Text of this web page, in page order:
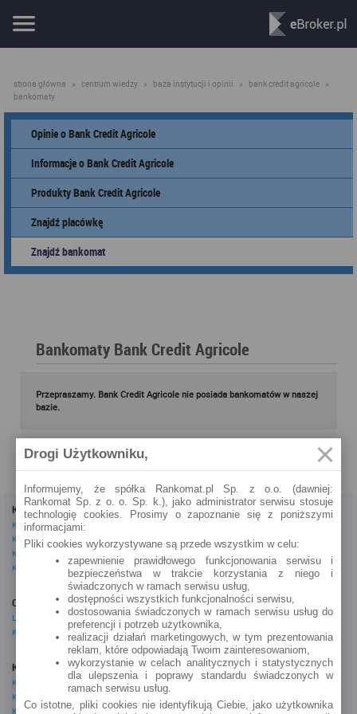
strona główna » centrum wiedzy » baza instytucji i opinii » bank credit agricole »
bankomaty
Opinie o Bank Credit Agricole
Informacje o Bank Credit Agricole
Produkty Bank Credit Agricole
Znajdź placówkę
Znajdź bankomat
Bankomaty Bank Credit Agricole
Przepraszamy. Bank Credit Agricole nie posiada bankomatów w naszej
bazie.
Kredyty
Kredyty gotówkowe
Kredyty hipoteczne
Kredyty konsolidacyjne
Kredyty na samochód
Oszczędzanie
Lokaty
Konta oszczędnościowe
Konta osobiste
Konta osobiste
Konta oszczędnościowe
Konta młodzieżowe
Dla firm
Konta firmowe
Inne
eBroker Ekstra
Artykuły
Odpowiedzi ekspertów
Porady
Opinie o instytucjach
Tagi
Kalkulatory
Drogi Użytkowniku,
Informujemy, że spółka Rankomat.pl Sp. z o.o. (dawniej:
Rankomat Sp. z o. o. Sp. k.), jako administrator serwisu stosuje
technologię cookies. Prosimy o zapoznanie się z poniższymi
informacjami:
Pliki cookies wykorzystywane są przede wszystkim w celu:
zapewnienie prawidłowego funkcjonowania serwisu i
bezpieczeństwa w trakcie korzystania z niego i
świadczonych w ramach serwisu usług,
dostępności wszystkich funkcjonalności serwisu,
dostosowania świadczonych w ramach serwisu usług do
preferencji i potrzeb użytkownika,
realizacji działań marketingowych, w tym prezentowania
reklam, które odpowiadają Twoim zainteresowaniom,
wykorzystanie w celach analitycznych i statystycznych
dla ulepszenia i poprawy standardu świadczonych w
ramach serwisu usług.
Co istotne, pliki cookies nie identyfikują Ciebie, jako użytkownika